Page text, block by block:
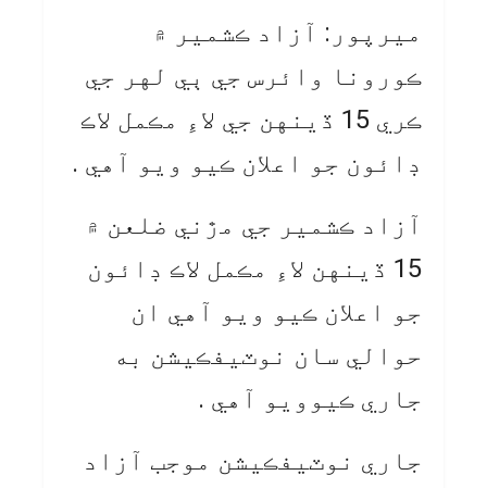
ميرپور: آزاد ڪشمير ۾
ڪورونا وائرس جي ٻي لهر جي
ڪري 15 ڏينهن جي لاءِ مڪمل لاڪ
ڊائون جو اعلان ڪيو ويو آهي .
آزاد ڪشمير جي مڙني ضلعن ۾
15 ڏينهن لاءِ مڪمل لاڪ ڊائون
جو اعلان ڪيو ويو آهي ان
حوالي سان نوٽيفڪيشن به
جاري ڪيوويو آهي .
جاري نوٽيفڪيشن موجب آزاد